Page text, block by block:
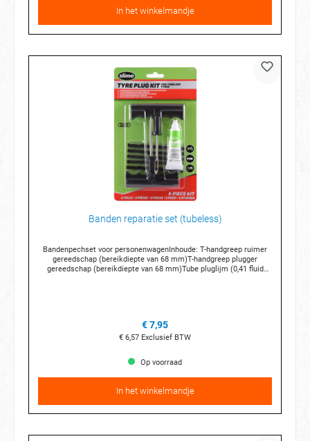
In het winkelmandje
Banden reparatie set (tubeless)
Bandenpechset voor personenwagenInhoude: T-handgreep ruimer
gereedschap (bereikdiepte van 68 mm)T-handgreep plugger
gereedschap (bereikdiepte van 68 mm)Tube pluglijm (0,41 fluid
€ 7,95
€ 6,57 Exclusief BTW
Op voorraad
In het winkelmandje